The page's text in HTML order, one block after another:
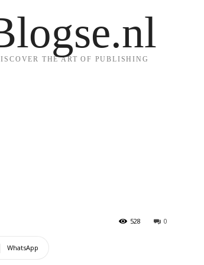
THE ART OF PUBLISHING
0
528
WhatsApp